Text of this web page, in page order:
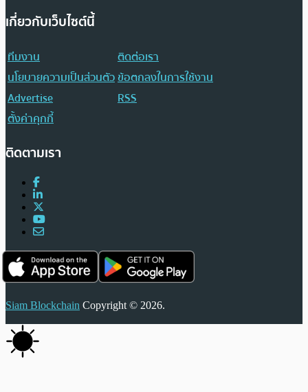
เกี่ยวกับเว็บไซต์นี้
ทีมงาน
ติดต่อเรา
นโยบายความเป็นส่วนตัวข้อตกลงในการใช้งาน
Advertise
RSS
ตั้งค่าคุกกี้
ติดตามเรา
Siam Blockchain Copyright © 2026.